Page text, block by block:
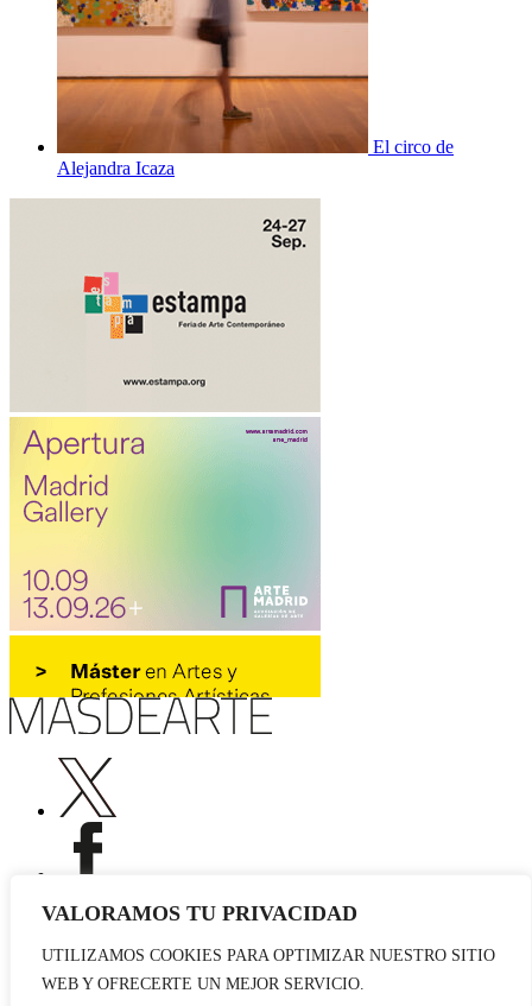
VALORAMOS TU PRIVACIDAD
UTILIZAMOS COOKIES PARA OPTIMIZAR NUESTRO SITIO
WEB Y OFRECERTE UN MEJOR SERVICIO.
El circo de
Alejandra Icaza
Publicidad